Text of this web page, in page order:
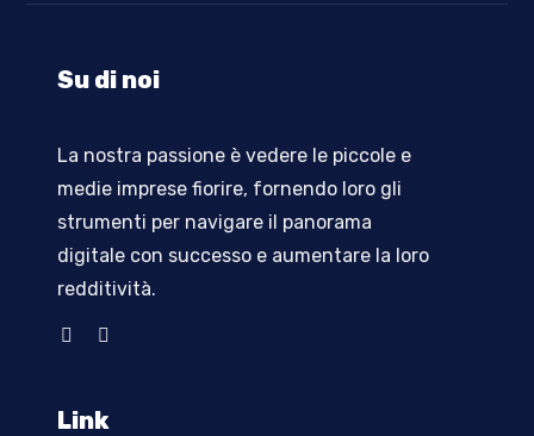
Su di noi
La nostra passione è vedere le piccole e
medie imprese fiorire, fornendo loro gli
strumenti per navigare il panorama
digitale con successo e aumentare la loro
redditività.
Link